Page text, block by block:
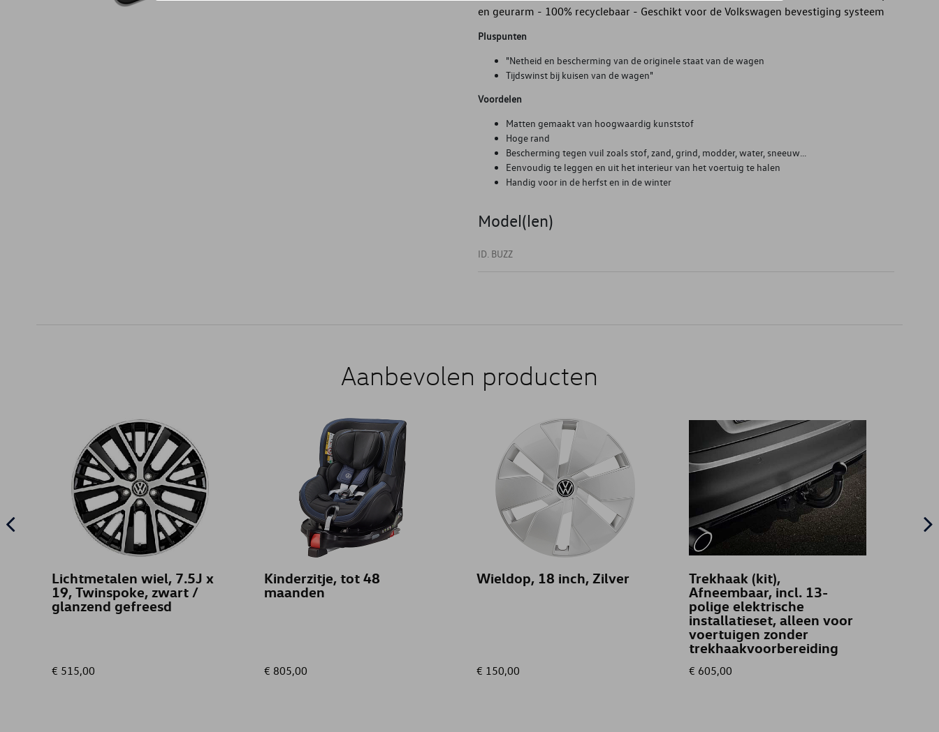
en geurarm - 100% recyclebaar - Geschikt voor de Volkswagen bevestiging systeem
Pluspunten
"Netheid en bescherming van de originele staat van de wagen
Tijdswinst bij kuisen van de wagen"
Voordelen
Matten gemaakt van hoogwaardig kunststof
Hoge rand
Bescherming tegen vuil zoals stof, zand, grind, modder, water, sneeuw...
Eenvoudig te leggen en uit het interieur van het voertuig te halen
Handig voor in de herfst en in de winter
Model(len)
ID. BUZZ
Aanbevolen producten
Lichtmetalen wiel, 7.5J x
19, Twinspoke, zwart /
glanzend gefreesd
€ 515,00
Kinderzitje, tot 48
maanden
€ 805,00
Wieldop, 18 inch, Zilver
€ 150,00
Trekhaak (kit),
Afneembaar, incl. 13-
polige elektrische
installatieset, alleen voor
voertuigen zonder
trekhaakvoorbereiding
€ 605,00